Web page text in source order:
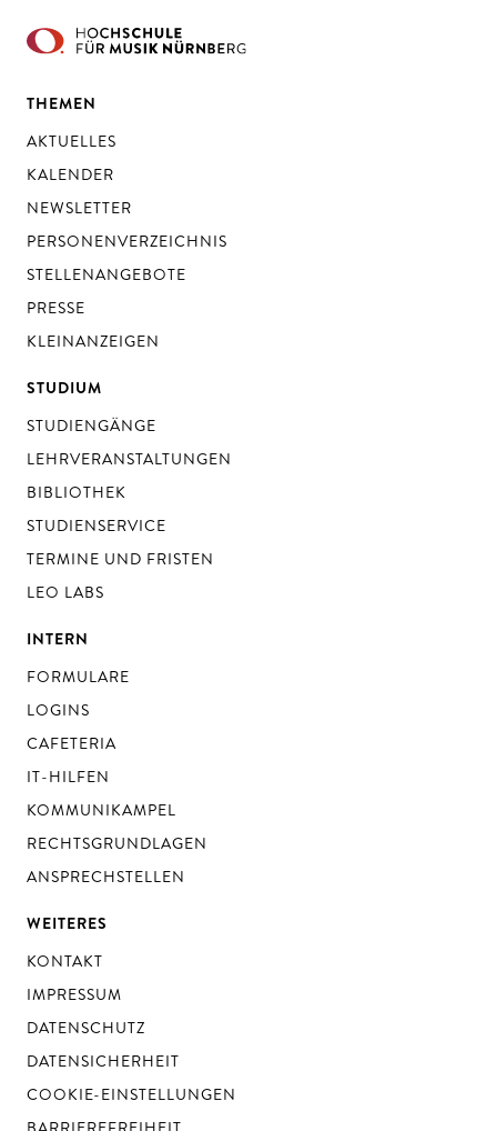
THEMEN
AKTUELLES
KALENDER
NEWSLETTER
PERSONENVERZEICHNIS
STELLENANGEBOTE
PRESSE
KLEINANZEIGEN
STUDIUM
STUDIENGÄNGE
LEHRVERANSTALTUNGEN
BIBLIOTHEK
STUDIENSERVICE
TERMINE UND FRISTEN
LEO LABS
INTERN
FORMULARE
LOGINS
CAFETERIA
IT-HILFEN
KOMMUNIKAMPEL
RECHTSGRUNDLAGEN
ANSPRECHSTELLEN
WEITERES
KONTAKT
IMPRESSUM
DATENSCHUTZ
DATENSICHERHEIT
COOKIE-EINSTELLUNGEN